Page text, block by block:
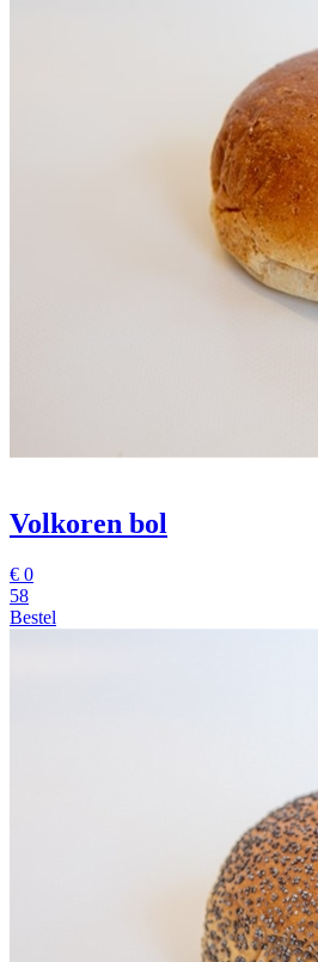
Volkoren bol
€ 0
58
Bestel